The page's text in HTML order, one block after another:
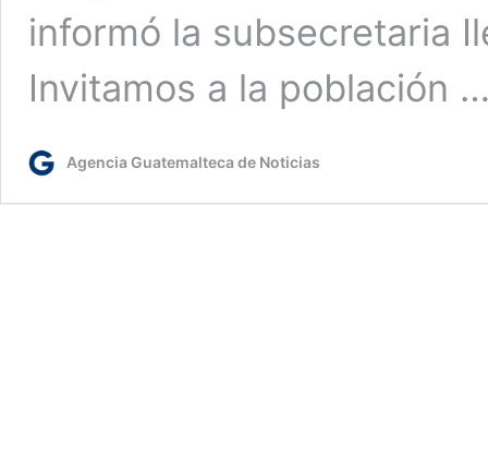
informó la subsecretaria
Invitamos a la población
Agencia Guatemalteca de Noticias